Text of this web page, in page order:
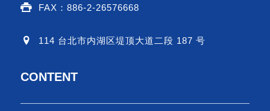
FAX：886-2-26576668
114 台北市内湖区堤顶大道二段 187 号
CONTENT